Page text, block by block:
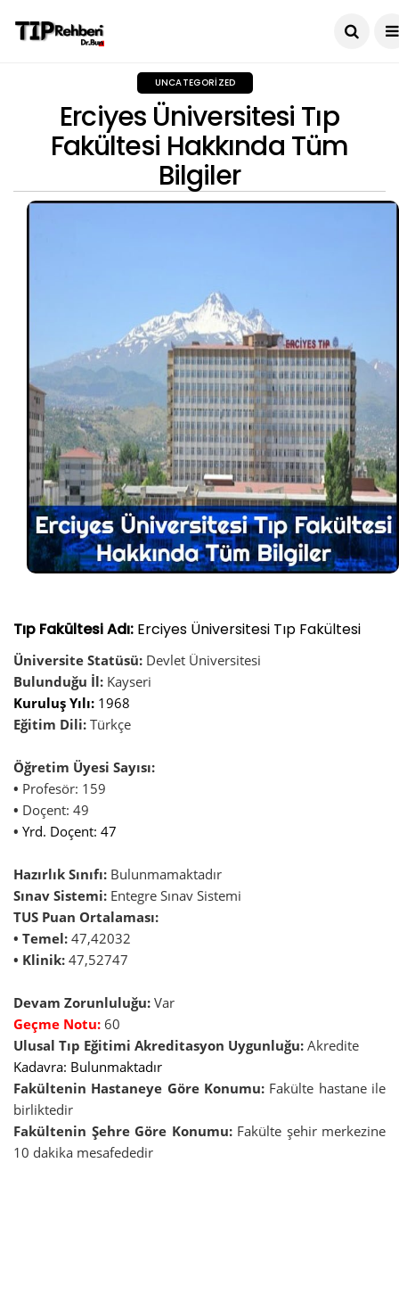
UNCATEGORIZED
Erciyes Üniversitesi Tıp
Fakültesi Hakkında Tüm
Bilgiler
Tıp Fakültesi Adı: Erciyes Üniversitesi Tıp Fakültesi
Üniversite Statüsü: Devlet Üniversitesi
Bulunduğu İl: Kayseri
Kuruluş Yılı: 1968
Eğitim Dili: Türkçe
Öğretim Üyesi Sayısı:
• Profesör: 159
• Doçent: 49
• Yrd. Doçent: 47
Hazırlık Sınıfı: Bulunmamaktadır
Sınav Sistemi: Entegre Sınav Sistemi
TUS Puan Ortalaması:
• Temel: 47,42032
• Klinik: 47,52747
Devam Zorunluluğu: Var
Geçme Notu: 60
Ulusal Tıp Eğitimi Akreditasyon Uygunluğu: Akredite
Kadavra: Bulunmaktadır
Fakültenin Hastaneye Göre Konumu: Fakülte hastane ile
birliktedir
Fakültenin Şehre Göre Konumu: Fakülte şehir merkezine
10 dakika mesafededir